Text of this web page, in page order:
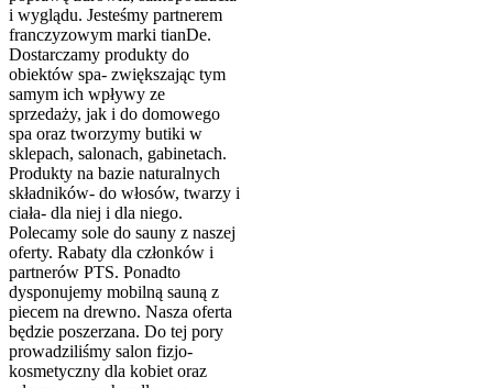
i wyglądu. Jesteśmy partnerem
franczyzowym marki tianDe.
Dostarczamy produkty do
obiektów spa- zwiększając tym
samym ich wpływy ze
sprzedaży, jak i do domowego
spa oraz tworzymy butiki w
sklepach, salonach, gabinetach.
Produkty na bazie naturalnych
składników- do włosów, twarzy i
ciała- dla niej i dla niego.
Polecamy sole do sauny z naszej
oferty. Rabaty dla członków i
partnerów PTS. Ponadto
dysponujemy mobilną sauną z
piecem na drewno. Nasza oferta
będzie poszerzana. Do tej pory
prowadziliśmy salon fizjo-
kosmetyczny dla kobiet oraz